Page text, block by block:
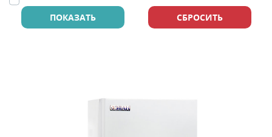
y